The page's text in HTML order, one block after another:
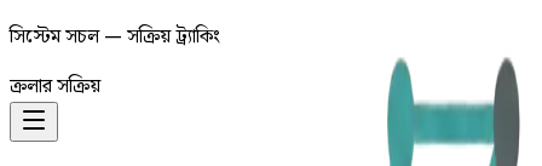
সিস্টেম সচল — সক্রিয় ট্র্যাকিং
ক্রলার সক্রিয়